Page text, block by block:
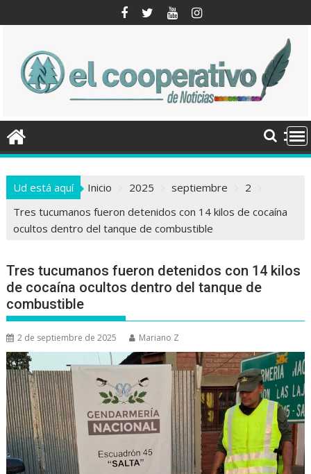
al
Ud está aquí Inicio 2025 septiembre
2
Tres tucumanos fueron detenidos con 14 kilos de cocaína
ocultos dentro del tanque de combustible
Tres tucumanos fueron detenidos con 14 kilos
de cocaína ocultos dentro del tanque de
combustible
2 de septiembre de 2025 Mariano Z